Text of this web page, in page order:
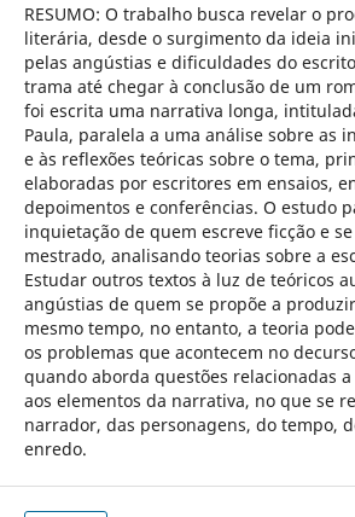
RESUMO: O trabalho busca revelar o
literária, desde o surgimento da ideia
pelas angústias e dificuldades do
trama até chegar à conclusão de um
foi escrita uma narrativa longa,
Paula, paralela a uma análise sobre as
e às reflexões teóricas sobre o tema,
elaboradas por escritores em ensaios,
depoimentos e conferências. O estudo
inquietação de quem escreve ficção e
mestrado, analisando teorias sobre a
Estudar outros textos à luz de teóricos
angústias de quem se propõe a
mesmo tempo, no entanto, a teoria
os problemas que acontecem no
quando aborda questões relacionadas
aos elementos da narrativa, no que se
narrador, das personagens, do tempo,
enredo.